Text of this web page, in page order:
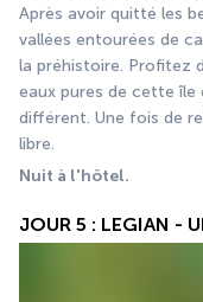
Après avoir quitté les
vallées entourées de
la préhistoire. Profitez
eaux pures de cette île
différent. Une fois de
libre.
Nuit à l'hôtel.
JOUR 5 : LEGIAN -